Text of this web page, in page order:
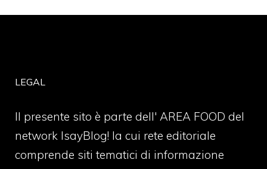
LEGAL
Il presente sito è parte dell' AREA FOOD del
network IsayBlog! la cui rete editoriale
comprende siti tematici di informazione